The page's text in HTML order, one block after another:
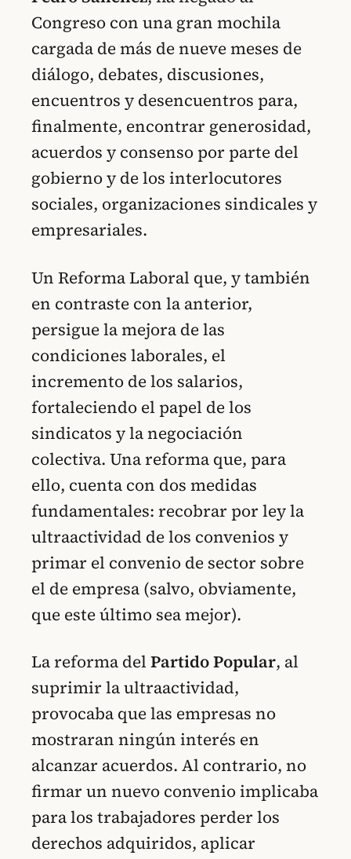
Congreso con una gran mochila
cargada de más de nueve meses de
diálogo, debates, discusiones,
encuentros y desencuentros para,
finalmente, encontrar generosidad,
acuerdos y consenso por parte del
gobierno y de los interlocutores
sociales, organizaciones sindicales y
empresariales.
Un Reforma Laboral que, y también
en contraste con la anterior,
persigue la mejora de las
condiciones laborales, el
incremento de los salarios,
fortaleciendo el papel de los
sindicatos y la negociación
colectiva. Una reforma que, para
ello, cuenta con dos medidas
fundamentales: recobrar por ley la
ultraactividad de los convenios y
primar el convenio de sector sobre
el de empresa (salvo, obviamente,
que este último sea mejor).
La reforma delPartido Popular, al
suprimir la ultraactividad,
provocaba que las empresas no
mostraran ningún interés en
alcanzar acuerdos. Al contrario, no
firmar un nuevo convenio implicaba
para los trabajadores perder los
derechos adquiridos, aplicar